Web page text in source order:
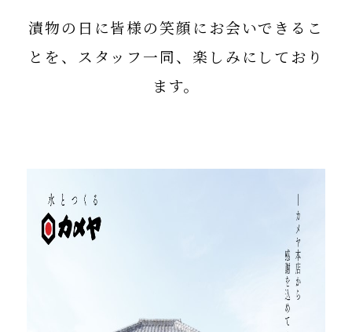
漬物の日に皆様の笑顔にお会いできるこ
とを、スタッフ一同、楽しみにしており
ます。